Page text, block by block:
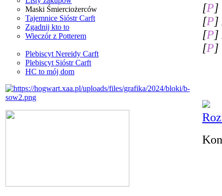
Maski Śmierciożerców
Tajemnice Sióstr Carft
Zgadnij kto to
Wieczór z Potterem
Plebiscyt Nereidy Carft
Plebiscyt Sióstr Carft
HC to mój dom
[P]
[P]
[P]
[P]